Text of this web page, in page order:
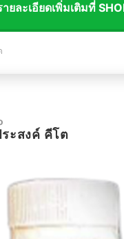
ายละเอียดเพิ่มเติมที่
ะสงค์ คีโต